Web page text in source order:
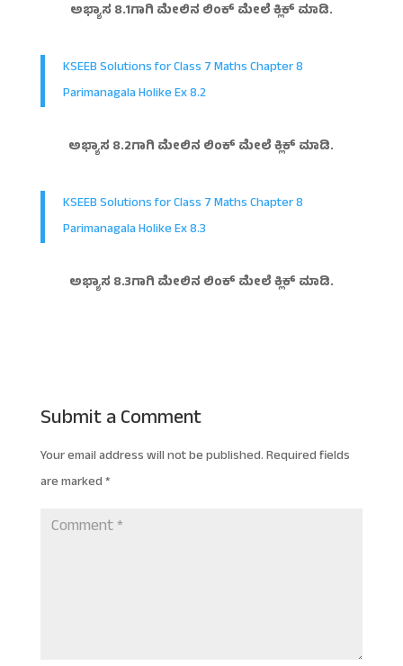
ಅಭ್ಯಾಸ 8.1ಗಾಗಿ ಮೇಲಿನ ಲಿಂಕ್ ಮೇಲೆ ಕ್ಲಿಕ್ ಮಾಡಿ.
KSEEB Solutions for Class 7 Maths Chapter 8
Parimanagala Holike Ex 8.2
ಅಭ್ಯಾಸ 8.2ಗಾಗಿ ಮೇಲಿನ ಲಿಂಕ್ ಮೇಲೆ ಕ್ಲಿಕ್ ಮಾಡಿ.
KSEEB Solutions for Class 7 Maths Chapter 8
Parimanagala Holike Ex 8.3
ಅಭ್ಯಾಸ 8.3ಗಾಗಿ ಮೇಲಿನ ಲಿಂಕ್ ಮೇಲೆ ಕ್ಲಿಕ್ ಮಾಡಿ.
Submit a Comment
Your email address will not be published.Required fields
are marked*